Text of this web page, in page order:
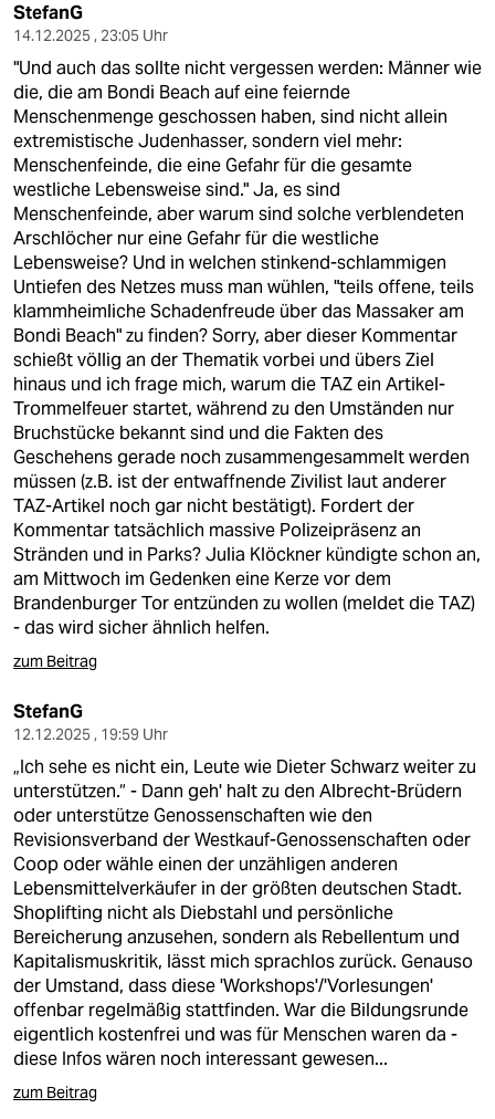
StefanG
14.12.2025 , 23:05 Uhr
"Und auch das sollte nicht vergessen werden: Männer wie
die, die am Bondi Beach auf eine feiernde
Menschenmenge geschossen haben, sind nicht allein
extremistische Judenhasser, sondern viel mehr:
Menschenfeinde, die eine Gefahr für die gesamte
westliche Lebensweise sind." Ja, es sind
Menschenfeinde, aber warum sind solche verblendeten
Arschlöcher nur eine Gefahr für die westliche
Lebensweise? Und in welchen stinkend-schlammigen
Untiefen des Netzes muss man wühlen, "teils offene, teils
klammheimliche Schadenfreude über das Massaker am
Bondi Beach" zu finden? Sorry, aber dieser Kommentar
schießt völlig an der Thematik vorbei und übers Ziel
hinaus und ich frage mich, warum die TAZ ein Artikel-
Trommelfeuer startet, während zu den Umständen nur
Bruchstücke bekannt sind und die Fakten des
Geschehens gerade noch zusammengesammelt werden
müssen (z.B. ist der entwaffnende Zivilist laut anderer
TAZ-Artikel noch gar nicht bestätigt). Fordert der
Kommentar tatsächlich massive Polizeipräsenz an
Stränden und in Parks? Julia Klöckner kündigte schon an,
am Mittwoch im Gedenken eine Kerze vor dem
Brandenburger Tor entzünden zu wollen (meldet die TAZ)
- das wird sicher ähnlich helfen.
zum Beitrag
StefanG
12.12.2025 , 19:59 Uhr
„Ich sehe es nicht ein, Leute wie Dieter Schwarz weiter zu
unterstützen.“ - Dann geh' halt zu den Albrecht-Brüdern
oder unterstütze Genossenschaften wie den
Revisionsverband der Westkauf-Genossenschaften oder
Coop oder wähle einen der unzähligen anderen
Lebensmittelverkäufer in der größten deutschen Stadt.
Shoplifting nicht als Diebstahl und persönliche
Bereicherung anzusehen, sondern als Rebellentum und
Kapitalismuskritik, lässt mich sprachlos zurück. Genauso
der Umstand, dass diese 'Workshops'/'Vorlesungen'
offenbar regelmäßig stattfinden. War die Bildungsrunde
eigentlich kostenfrei und was für Menschen waren da -
diese Infos wären noch interessant gewesen...
zum Beitrag